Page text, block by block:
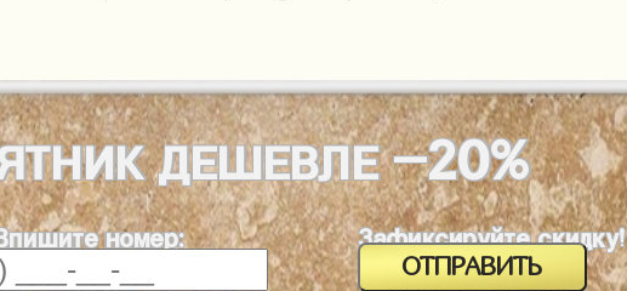
ДЕШЕВЛЕ-20%
номер: Зафиксируйте скидку!